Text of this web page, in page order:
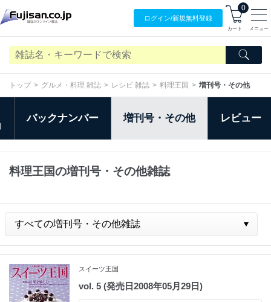
ログイン/新規無料登録
0
カート メニュー
トップ グルメ・料理 雑誌 レシピ 雑誌 料理王国 増刊号・その他
バックナンバー 増刊号・その他 レビュー
料理王国の増刊号・その他雑誌
スイーツ王国
vol. 5 (発売日2008年05月29日)